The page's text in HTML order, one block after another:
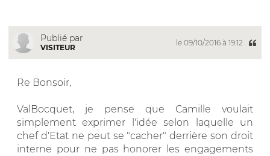
Publié par
VISITEUR
le 09/10/2016 à 19:12
Re Bonsoir,
ValBocquet, je pense que Camille voulait
simplement exprimer l'idée selon laquelle un
chef d'Etat ne peut se "cacher" derrière son droit
interne pour ne pas honorer les engagements